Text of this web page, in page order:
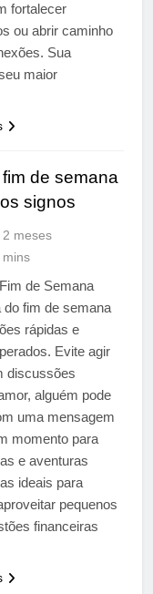
fortalecer
ou abrir caminho
Sua
maior
de semana
signos
2 meses
mins
de Semana
do fim de semana
rápidas e
Evite agir
discussões
alguém pode
uma mensagem
momento para
e aventuras
ideais para
pequenos
financeiras